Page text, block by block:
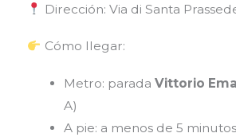
Dirección: Via di Santa
Cómo llegar:
Metro: paradaVittorio
A)
A pie: a menos de 5